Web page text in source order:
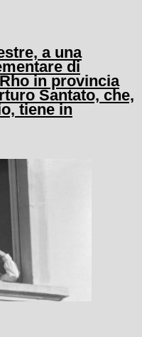
a una
di
in provincia
Santato, che,
tiene in